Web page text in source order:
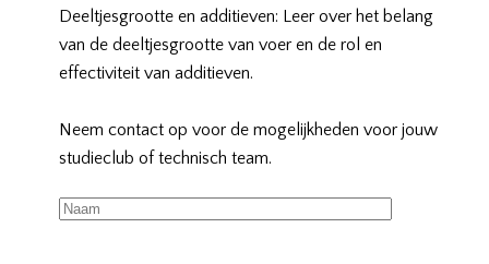
Deeltjesgrootte en additieven: Leer over het belang
van de deeltjesgrootte van voer en de rol en
effectiviteit van additieven.
Neem contact op voor de mogelijkheden voor jouw
studieclub of technisch team.